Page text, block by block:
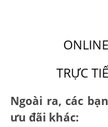
ONLINE
TRỰC
Ngoài ra, các
ưu đãi khác: